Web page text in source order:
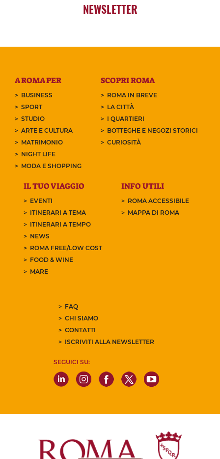
NEWSLETTER
A ROMA PER
BUSINESS
SPORT
STUDIO
ARTE E CULTURA
MATRIMONIO
NIGHT LIFE
MODA E SHOPPING
SCOPRI ROMA
ROMA IN BREVE
LA CITTÀ
I QUARTIERI
BOTTEGHE E NEGOZI STORICI
CURIOSITÀ
IL TUO VIAGGIO
EVENTI
ITINERARI A TEMA
ITINERARI A TEMPO
NEWS
ROMA FREE/LOW COST
FOOD & WINE
MARE
INFO UTILI
ROMA ACCESSIBILE
MAPPA DI ROMA
FAQ
CHI SIAMO
CONTATTI
ISCRIVITI ALLA NEWSLETTER
SEGUICI SU: